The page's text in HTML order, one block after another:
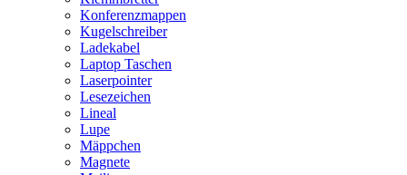
Konferenzmappen
Kugelschreiber
Ladekabel
Laptop Taschen
Laserpointer
Lesezeichen
Lineal
Lupe
Mäppchen
Magnete